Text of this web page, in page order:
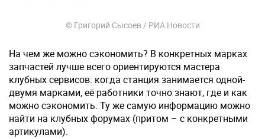
© Григорий Сысоев / РИА Новости
На чем же можно сэкономить? В конкретных марках
запчастей лучше всего ориентируются мастера
клубных сервисов: когда станция занимается одной-
двумя марками, её работники точно знают, где и как
можно сэкономить. Ту же самую информацию можно
найти на клубных форумах (притом – с конкретными
артикулами).